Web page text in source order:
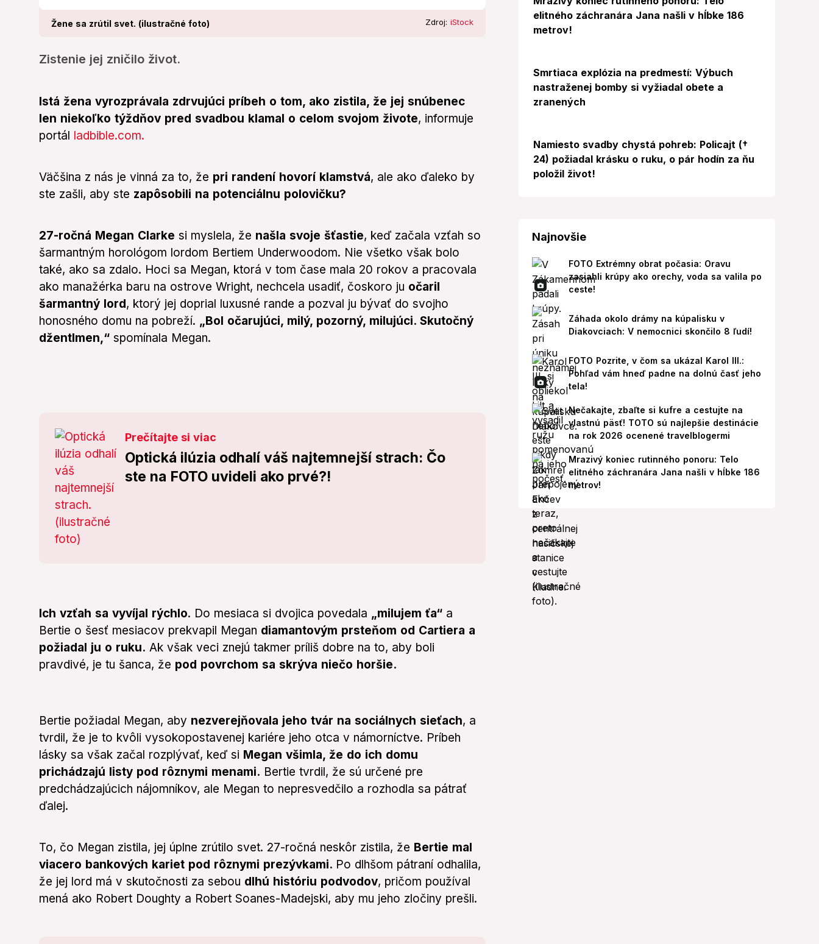
Žene sa zrútil svet. (ilustračné foto) Zdroj: iStock
Zistenie jej zničilo život.
Istá žena vyrozprávala zdrvujúci príbeh o tom, ako zistila, že jej snúbenec
len niekoľko týždňov pred svadbou klamal o celom svojom živote, informuje
portál ladbible.com.
Väčšina z nás je vinná za to, že pri randení hovorí klamstvá, ale ako ďaleko by
ste zašli, aby ste zapôsobili na potenciálnu polovičku?
27-ročná Megan Clarke si myslela, že našla svoje šťastie, keď začala vzťah so
šarmantným horológom lordom Bertiem Underwoodom. Nie všetko však bolo
také, ako sa zdalo. Hoci sa Megan, ktorá v tom čase mala 20 rokov a pracovala
ako manažérka baru na ostrove Wright, nechcela usadiť, čoskoro ju očaril
šarmantný lord, ktorý jej doprial luxusné rande a pozval ju bývať do svojho
honosného domu na pobreží. „Bol očarujúci, milý, pozorný, milujúci. Skutočný
džentlmen,“ spomínala Megan.
Prečítajte si viac
Optická ilúzia odhalí váš najtemnejší strach: Čo
ste na FOTO uvideli ako prvé?!
Ich vzťah sa vyvíjal rýchlo. Do mesiaca si dvojica povedala „milujem ťa“ a
Bertie o šesť mesiacov prekvapil Megan diamantovým prsteňom od Cartiera a
požiadal ju o ruku. Ak však veci znejú takmer príliš dobre na to, aby boli
pravdivé, je tu šanca, že pod povrchom sa skrýva niečo horšie.
Bertie požiadal Megan, aby nezverejňovala jeho tvár na sociálnych sieťach, a
tvrdil, že je to kvôli vysokopostavenej kariére jeho otca v námorníctve. Príbeh
lásky sa však začal rozplývať, keď si Megan všimla, že do ich domu
prichádzajú listy pod rôznymi menami. Bertie tvrdil, že sú určené pre
predchádzajúcich nájomníkov, ale Megan to nepresvedčilo a rozhodla sa pátrať
ďalej.
To, čo Megan zistila, jej úplne zrútilo svet. 27-ročná neskôr zistila, že Bertie mal
viacero bankových kariet pod rôznymi prezývkami. Po dlhšom pátraní odhalila,
že jej lord má v skutočnosti za sebou dlhú históriu podvodov, pričom používal
mená ako Robert Doughty a Robert Soanes-Madejski, aby mu jeho zločiny prešli.
elitného záchranára Jana našli v hĺbke 186
metrov!
Smrtiaca explózia na predmestí: Výbuch
nastraženej bomby si vyžiadal obete a
zranených
Namiesto svadby chystá pohreb: Policajt (†
24) požiadal krásku o ruku, o pár hodín za ňu
položil život!
Najnovšie
FOTO Extrémny obrat počasia: Oravu
zasiahli krúpy ako orechy, voda sa valila po
ceste!
Záhada okolo drámy na kúpalisku v
Diakovciach: V nemocnici skončilo 8 ľudí!
FOTO Pozrite, v čom sa ukázal Karol III.:
Pohľad vám hneď padne na dolnú časť jeho
tela!
Nečakajte, zbaľte si kufre a cestujte na
vlastnú päsť! TOTO sú najlepšie destinácie
na rok 2026 ocenené travelblogermi
Mrazivý koniec rutinného ponoru: Telo
elitného záchranára Jana našli v hĺbke 186
metrov!